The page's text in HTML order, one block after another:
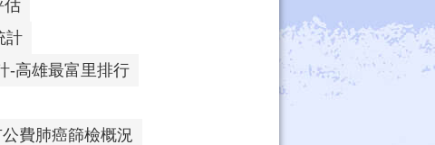
估
計
-高雄最富里排行
費肺癌篩檢概況